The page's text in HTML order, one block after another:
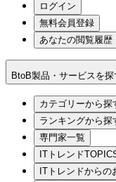
ログイン
無料会員登録
あなたの閲覧履歴
BtoB製品・サービスを探
カテゴリーから探
ランキングから探
専門家一覧
ITトレンド
ITトレンドからの